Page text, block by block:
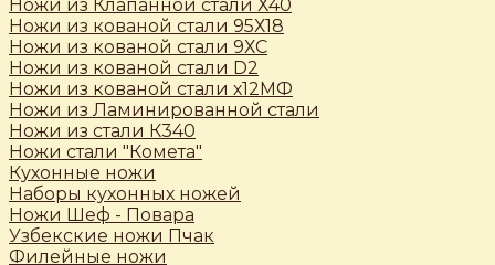
Ножи из Клапанной стали Х40
Ножи из кованой стали 95Х18
Ножи из кованой стали 9ХС
Ножи из кованой стали D2
Ножи из кованой стали х12МФ
Ножи из Ламинированной стали
Ножи из стали К340
Ножи стали "Комета"
Кухонные ножи
Наборы кухонных ножей
Ножи Шеф - Повара
Узбекские ножи Пчак
Филейные ножи